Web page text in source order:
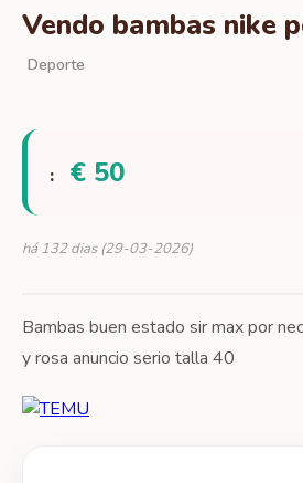
Vendo bambas nike
Deporte
: € 50
há 132 dias (29-03-2026)
Bambas buen estado sir max por
y rosa anuncio serio talla 40